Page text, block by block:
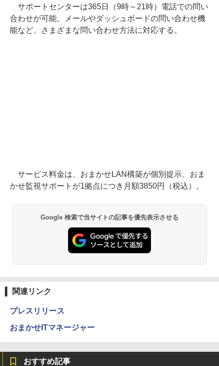
サポートセンターは365日（9時～21時）電話での問い
合わせが可能。メールやダッシュボードの問い合わせ機
能など、さまざまな問い合わせ方法に対応する。
サービス料金は、おまかせLAN構築が個別提示、おま
かせ監視サポートが1拠点につき月額3850円（税込）。
Google 検索で当サイトの記事を優先表示させる
関連リンク
プレスリリース
おまかせITマネージャー
おすすめ記事